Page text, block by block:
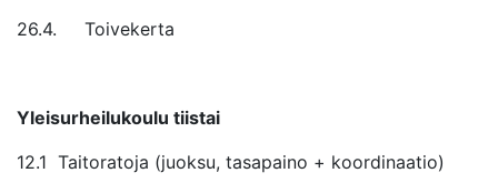
26.4. Toivekerta
Yleisurheilukoulu tiistai
12.1 Taitoratoja (juoksu, tasapaino + koordinaatio)